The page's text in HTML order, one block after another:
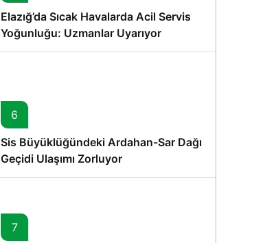
Elazığ’da Sıcak Havalarda Acil Servis
Yoğunluğu: Uzmanlar Uyarıyor
6
Sis Büyüklüğündeki Ardahan-Sar Dağı
Geçidi Ulaşımı Zorluyor
7